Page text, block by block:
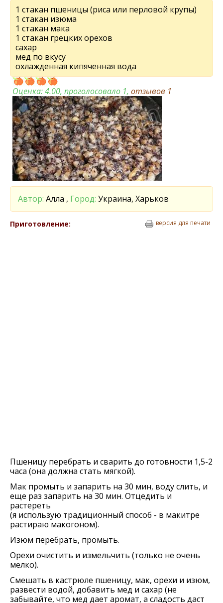
1 стакан пшеницы (риса или перловой крупы)
1 стакан изюма
1 стакан мака
1 стакан грецких орехов
сахар
мед по вкусу
охлажденная кипяченная вода
Оценка:4.00, проголосовало 1, отзывов 1
Автор: Алла , Город: Украина, Харьков
Приготовление: версия для печати
Пшеницу перебрать и сварить до готовности 1,5-2
часа (она должна стать мягкой).
Мак промыть и запарить на 30 мин, воду слить, и
еще раз запарить на 30 мин. Отцедить и
растереть
(я использую традиционный способ - в макитре
растираю макогоном).
Изюм перебрать, промыть.
Орехи очистить и измельчить (только не очень
мелко).
Смешать в кастрюле пшеницу, мак, орехи и изюм,
развести водой, добавить мед и сахар (не
забывайте, что мед дает аромат, а сладость даст